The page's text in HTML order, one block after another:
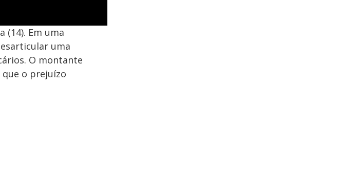
Em uma
uma
O montante
o prejuízo